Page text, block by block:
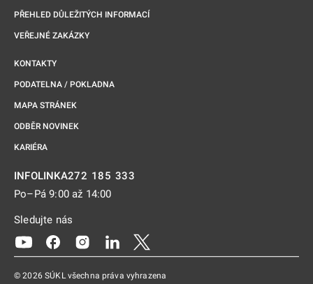
PŘEHLED DŮLEŽITÝCH INFORMACÍ
VEŘEJNÉ ZAKÁZKY
KONTAKTY
PODATELNA / POKLADNA
MAPA STRÁNEK
ODBĚR NOVINEK
KARIÉRA
INFOLINKA272 185 333
Po–Pá 9:00 až 14:00
Sledujte nás
Odkaz se otevře na nové kartě
Odkaz se otevře na nové kartě
Odkaz se otevře na nové kartě
Odkaz se otevře na nové kartě
© 2026 SÚKL všechna práva vyhrazena